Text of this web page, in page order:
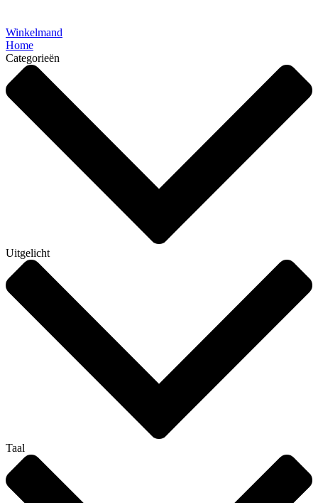
Winkelmand
Home
Categorieën
Uitgelicht
Taal